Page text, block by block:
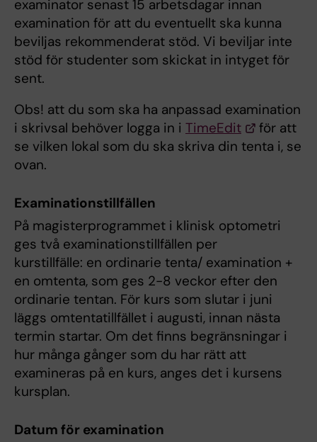
examinator senast 15 arbetsdagar innan
examination för att du eventuellt ska kunna
beviljas rekommenderat stöd. Vi beviljar inte
stöd för studenter som skickat in intyget för
sent.
Obs! att du som ska ha anpassad examination
i skrivsal behöver logga in i TimeEdit
för att
se vilken lokal som du ska skriva din tenta i, se
ovan.
Examinationstillfällen
På magisterprogrammet i klinisk optometri
ges två examinationstillfällen per
kurstillfälle: en ordinarie tenta/ examination +
en omtenta, som ges 2-8 veckor efter den
ordinarie tentan. För kurs som slutar i juni
läggs omtentatillfället i augusti, innan nästa
termin startar. Om det finns begränsningar i
hur många gånger som du har rätt att
examineras på en kurs, anges det i kursens
kursplan.
Datum för examination